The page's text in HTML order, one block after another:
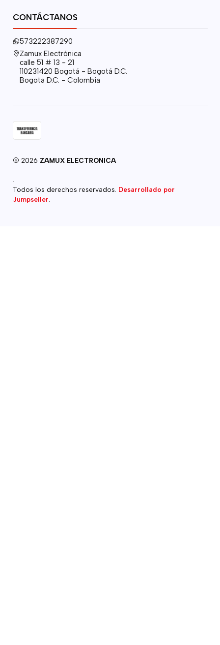
CONTÁCTANOS
573222387290
Zamux Electrónica
calle 51 # 13 - 21
110231420 Bogotá - Bogotá D.C.
Bogota D.C. - Colombia
2026 ZAMUX ELECTRONICA
Todos los derechos reservados. Desarrollado por
Jumpseller